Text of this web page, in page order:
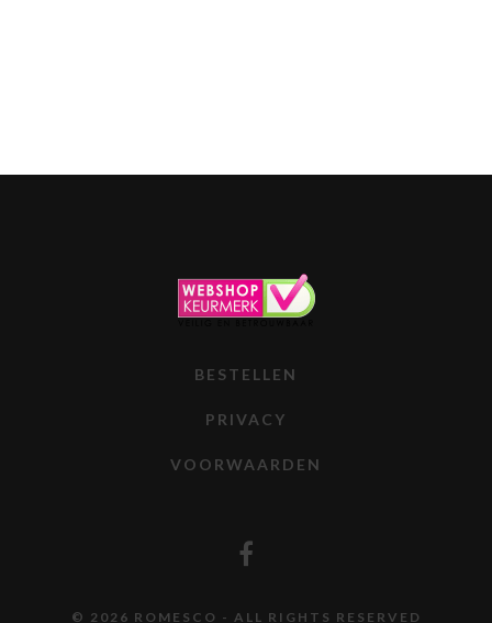
BESTELLEN
PRIVACY
VOORWAARDEN
© 2026 ROMESCO - ALL RIGHTS RESERVED